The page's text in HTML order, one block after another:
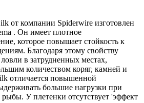
от компании Spiderwire изготовлен
. Он имеет плотное
которое повышает стойкость к
Благодаря этому свойству
в затрудненных местах,
количеством коряг, камней и
отличается повышенной
большие нагрузки при
У плетенки отсутствует 'эффект